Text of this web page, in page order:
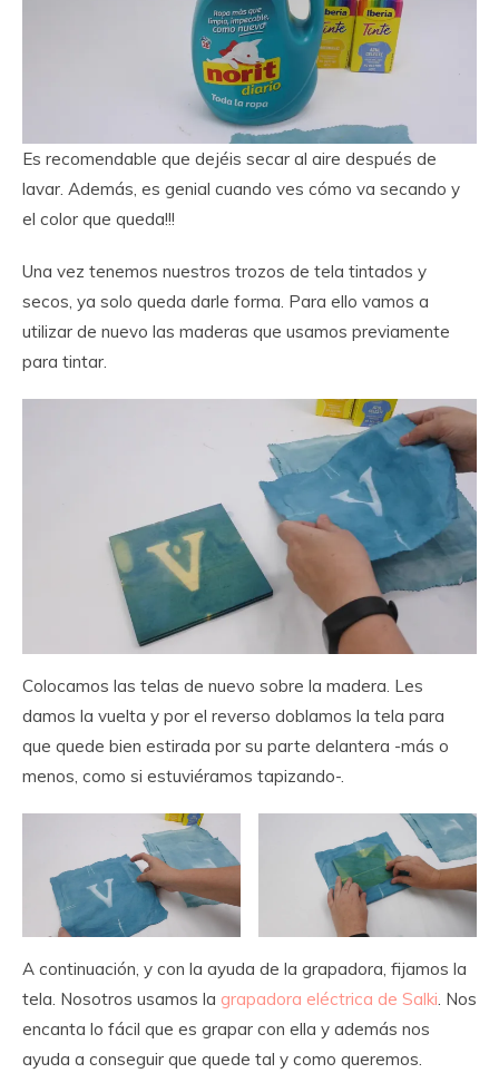
Es recomendable que dejéis secar al aire después de
lavar. Además, es genial cuando ves cómo va secando y
el color que queda!!!
Una vez tenemos nuestros trozos de tela tintados y
secos, ya solo queda darle forma. Para ello vamos a
utilizar de nuevo las maderas que usamos previamente
para tintar.
Colocamos las telas de nuevo sobre la madera. Les
damos la vuelta y por el reverso doblamos la tela para
que quede bien estirada por su parte delantera -más o
menos, como si estuviéramos tapizando-.
A continuación, y con la ayuda de la grapadora, fijamos la
tela. Nosotros usamos la grapadora eléctrica de Salki. Nos
encanta lo fácil que es grapar con ella y además nos
ayuda a conseguir que quede tal y como queremos.